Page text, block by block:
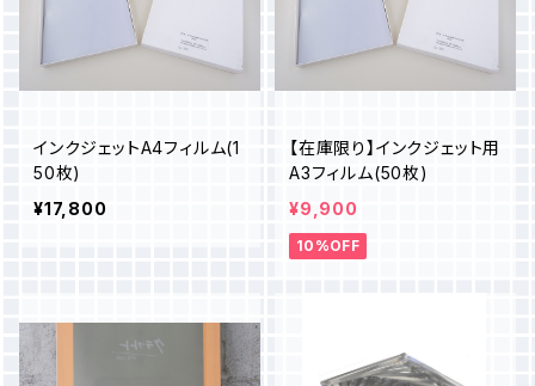
インクジェットA4フィルム(1
50枚)
¥17,800
【在庫限り】インクジェット用
A3フィルム(50枚)
¥9,900
10%OFF